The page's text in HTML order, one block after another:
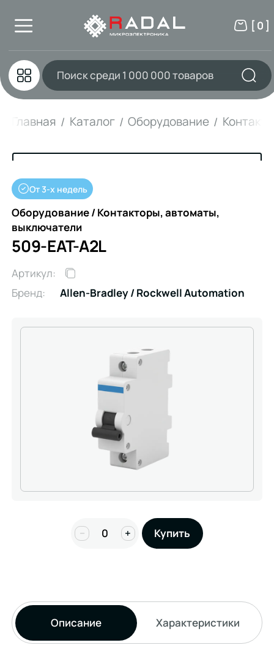
[ 0 ]
Главная Каталог Оборудование
От 3-х недель
Оборудование / Контакторы, автоматы,
выключатели
509-EAT-A2L
Артикул:
Бренд:
Allen-Bradley / Rockwell Automation
− + Купить
Описание Характеристики